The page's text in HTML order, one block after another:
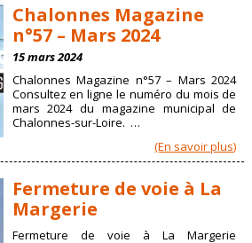
Chalonnes Magazine
n°57 – Mars 2024
15 mars 2024
Chalonnes Magazine n°57 – Mars 2024
Consultez en ligne le numéro du mois de
mars 2024 du magazine municipal de
Chalonnes-sur-Loire. …
(En savoir plus)
Fermeture de voie à La
Margerie
Fermeture de voie à La Margerie